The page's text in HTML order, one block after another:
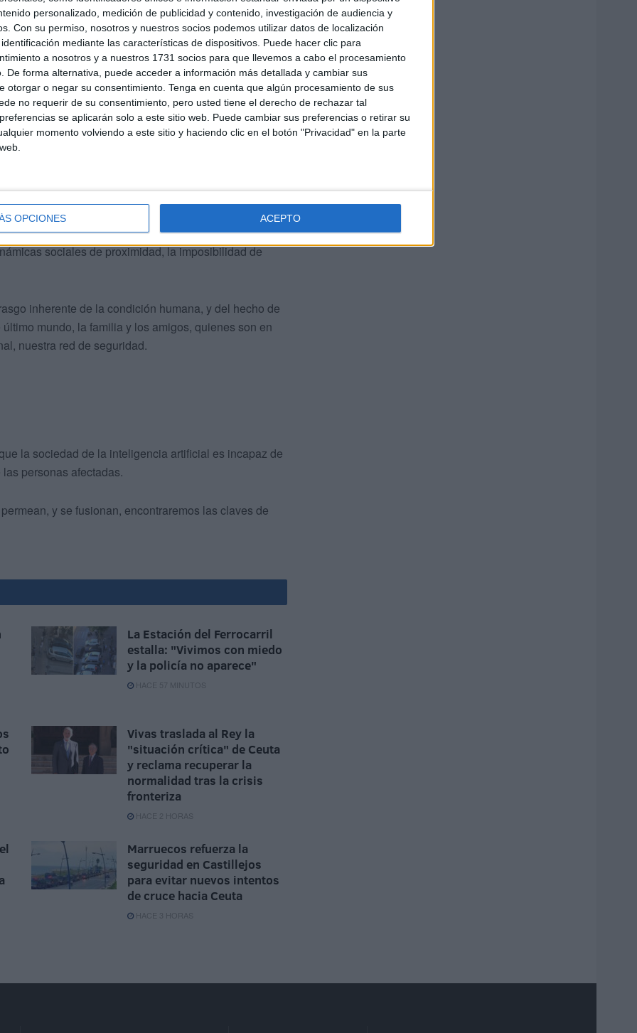
personalizado, medición de publicidad y contenido, investigación de audiencia y
Con su permiso, nosotros y nuestros socios podemos utilizar datos de localización
mediante las características de dispositivos. Puede hacer clic para
a nosotros y a nuestros 1731 socios para que llevemos a cabo el procesamiento
De forma alternativa, puede acceder a información más detallada y cambiar sus
otorgar o negar su consentimiento. Tenga en cuenta que algún procesamiento de sus
no requerir de su consentimiento, pero usted tiene el derecho de rechazar tal
se aplicarán solo a este sitio web. Puede cambiar sus preferencias o retirar su
momento volviendo a este sitio y haciendo clic en el botón "Privacidad" en la parte
OPCIONES ACEPTO
el principal problema del abordaje en
la normalización de los procesos asociados
de las personas con problemas de salud mental,
de salud?
tendría un efecto terapéutico inmediato, ya
la persona el rechazo. Y la percepción del
mental: el aislamiento, la rotura del vínculo con
sociales de proximidad, la imposibilidad de
inherente de la condición humana, y del hecho de
mundo, la familia y los amigos, quienes son en
nuestra red de seguridad.
la sociedad de la inteligencia artificial es incapaz de
personas afectadas.
y se fusionan, encontraremos las claves de
La Estación del Ferrocarril
estalla: "Vivimos con miedo
y la policía no aparece"
HACE 57 MINUTOS
Vivas traslada al Rey la
"situación crítica" de Ceuta
y reclama recuperar la
normalidad tras la crisis
fronteriza
HACE 2 HORAS
Marruecos refuerza la
seguridad en Castillejos
para evitar nuevos intentos
de cruce hacia Ceuta
HACE 3 HORAS